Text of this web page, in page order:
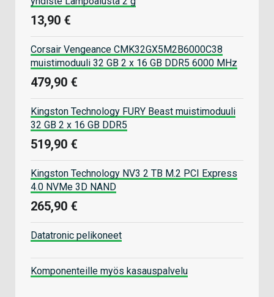
13,90 €
Corsair Vengeance CMK32GX5M2B6000C38
muistimoduuli 32 GB 2 x 16 GB DDR5 6000 MHz
479,90 €
Kingston Technology FURY Beast muistimoduuli
32 GB 2 x 16 GB DDR5
519,90 €
Kingston Technology NV3 2 TB M.2 PCI Express
4.0 NVMe 3D NAND
265,90 €
Datatronic pelikoneet
Komponenteille myös kasauspalvelu